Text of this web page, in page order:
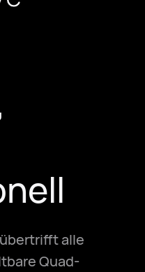
alle
Quad-